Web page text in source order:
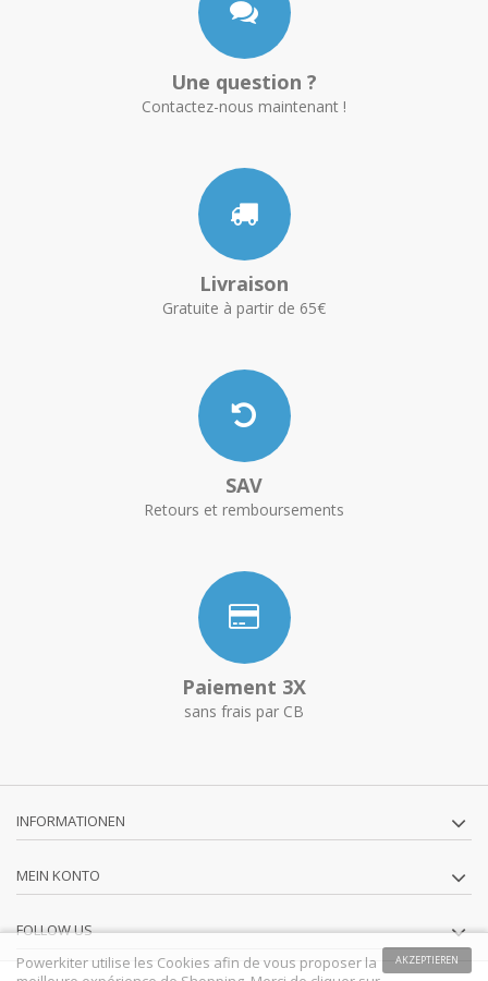
Une question ?
Contactez-nous maintenant !
Livraison
Gratuite à partir de 65€
SAV
Retours et remboursements
Paiement 3X
sans frais par CB
INFORMATIONEN
MEIN KONTO
FOLLOW US
AKZEPTIEREN
Powerkiter utilise les Cookies afin de vous proposer la